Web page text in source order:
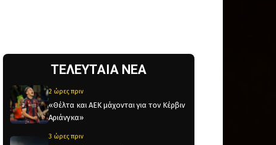
ΤΕΛΕΥΤΑΙΑ ΝΕΑ
2 ώρες πριν
«Θέλτα και ΑΕΚ μάχονται για τον Κέρβιν
Αριάνγκα»
3 ώρες πριν